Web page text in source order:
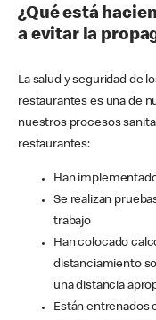
¿Qué está
a evitar la
La salud y seguridad de
restaurantes es una de
nuestros procesos
restaurantes:
Han
Se realizan
trabajo
Han colocado
distanciamiento
una distancia
Están entrenados